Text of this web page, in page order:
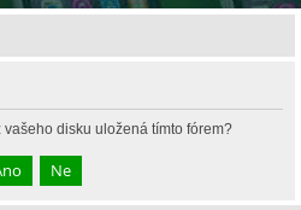
disku uložená tímto fórem?